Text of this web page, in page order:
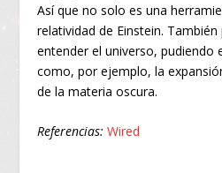
Así que no solo es una
relatividad de Einstein.
entender el universo, pudiendo
como, por ejemplo, la
de la materia oscura.
Referencias: Wired